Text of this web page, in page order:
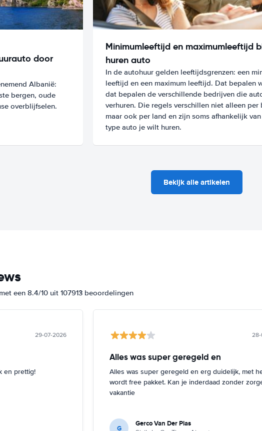
door
Albanië:
bergen, oude
overblijfselen.
Minimumleeftijd en maximumleeftijd
huren auto
In de autohuur gelden leeftijdsgrenzen: een
leeftijd en een maximum leeftijd. Dat bepalen
dat bepalen de verschillende bedrijven die
verhuren. Die regels verschillen niet alleen per
maar ook per land en zijn soms afhankelijk
type auto je wilt huren.
Bekijk alle artikelen
een 8.4/10 uit 107913 beoordelingen
29-07-2026
en prettig!
Alles was super geregeld en
Alles was super geregeld en erg duidelijk, met
wordt free pakket. Kan je inderdaad zonder
vakantie
G Gerco Van Der Plas